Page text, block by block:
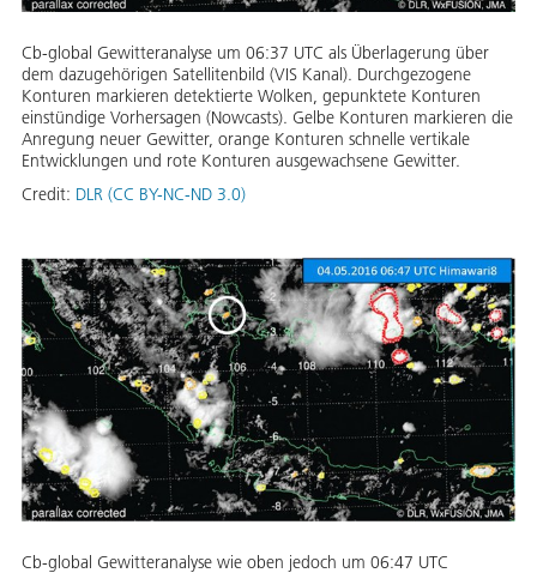
Cb-global Gewitteranalyse um 06:37 UTC als Überlagerung über
dem dazugehörigen Satellitenbild (VIS Kanal). Durchgezogene
Konturen markieren detektierte Wolken, gepunktete Konturen
einstündige Vorhersagen (Nowcasts). Gelbe Konturen markieren die
Anregung neuer Gewitter, orange Konturen schnelle vertikale
Entwicklungen und rote Konturen ausgewachsene Gewitter.
Credit: DLR (CC BY-NC-ND 3.0)
Cb-global Gewitteranalyse wie oben jedoch um 06:47 UTC